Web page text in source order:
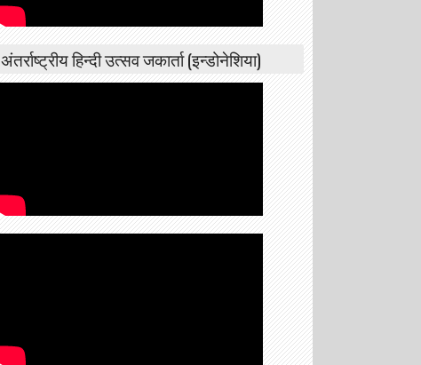
अंतर्राष्ट्रीय हिन्दी उत्सव जकार्ता (इन्डोनेशिया)